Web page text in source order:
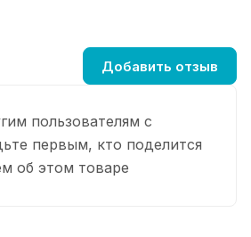
пользователям с
первым, кто поделится
об этом товаре
Добавить отзыв